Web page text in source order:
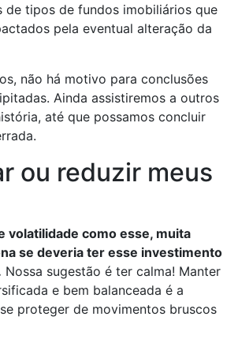
de tipos de fundos imobiliários que
pela eventual alteração da
não há motivo para conclusões
Ainda assistiremos a outros
até que possamos concluir
ou reduzir meus
volatilidade como esse, muita
se deveria ter esse investimento
Nossa sugestão é ter calma! Manter
e bem balanceada é a
proteger de movimentos bruscos